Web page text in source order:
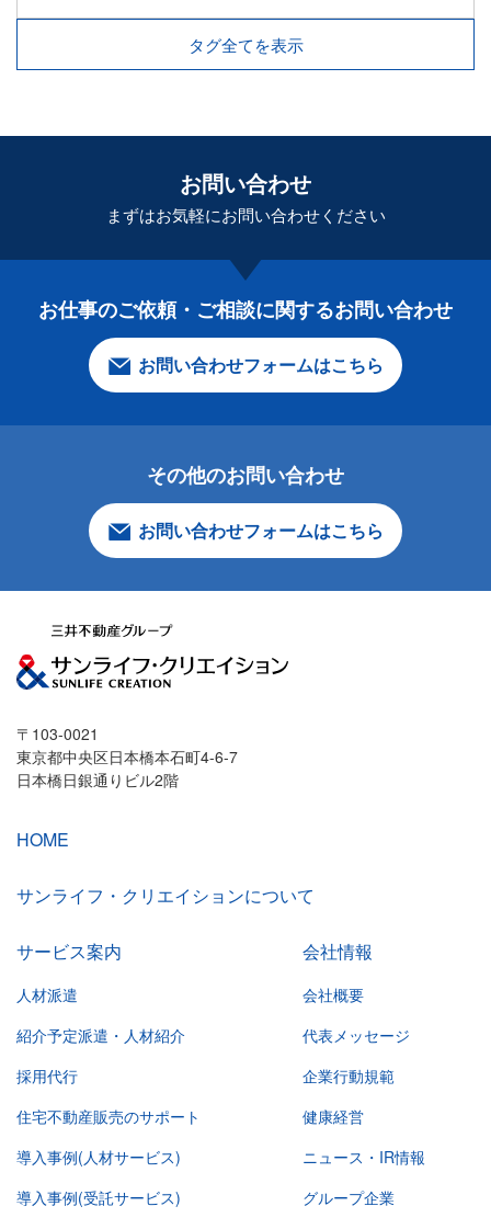
タグ全てを表示
お問い合わせ
まずはお気軽にお問い合わせください
お仕事のご依頼・ご相談に関するお問い合わせ
お問い合わせフォームはこちら
その他のお問い合わせ
お問い合わせフォームはこちら
〒103-0021
東京都中央区日本橋本石町4-6-7
日本橋日銀通りビル2階
HOME
サンライフ・クリエイションについて
サービス案内
人材派遣
紹介予定派遣・人材紹介
採用代行
住宅不動産販売のサポート
導入事例(人材サービス)
導入事例(受託サービス)
会社情報
会社概要
代表メッセージ
企業行動規範
健康経営
ニュース・IR情報
グループ企業